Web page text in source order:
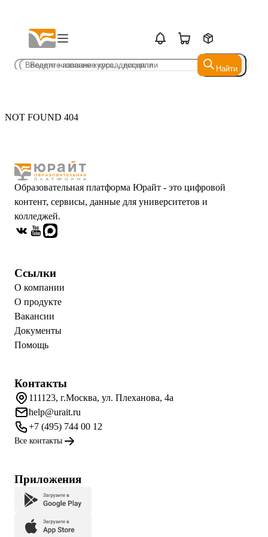
Найти
Найти
NOT FOUND 404
Образовательная платформа Юрайт - это цифровой
контент, сервисы, данные для университетов и
колледжей.
Ссылки
О компании
О продукте
Вакансии
Документы
Помощь
Контакты
111123, г.Москва, ул. Плеханова, 4а
help@urait.ru
+7 (495) 744 00 12
Все контакты
Приложения